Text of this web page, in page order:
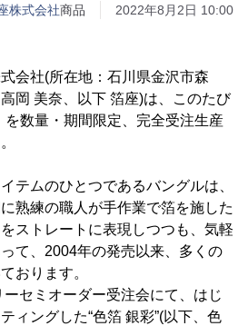
株式会社商品 2022年8月2日 10:00
会社(所在地：石川県金沢市森
岡 美奈、以下 箔座)は、このたび
を数量・期間限定、完全受注生産
テムのひとつであるバングルは、
熟練の職人が手作業で箔を施した
ストレートに表現しつつも、気軽
て、2004年の発売以来、多くの
おります。
セミオーダー受注会にて、はじ
ィングした“色箔 銀彩”(以下、色